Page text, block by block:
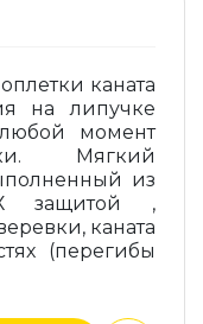
каната
на липучке
момент
Мягкий
из
защитой ,
каната
(перегибы